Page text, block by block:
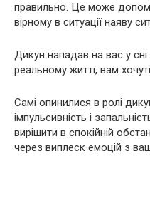
правильно. Це може
вірному в ситуації наяву
Дикун нападав на вас у сні
реальному житті, вам
Самі опинилися в ролі
імпульсивність і
вирішити в спокійній
через виплеск емоцій з